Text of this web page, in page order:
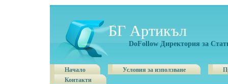
БГ Артикъл
DoFollow Директория за
Начало Условия за използване
Контакти